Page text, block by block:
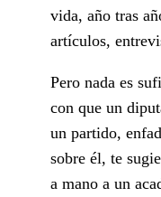
vida, año tras
artículos,
Pero nada es
con que un
un partido,
sobre él, te
a mano a un